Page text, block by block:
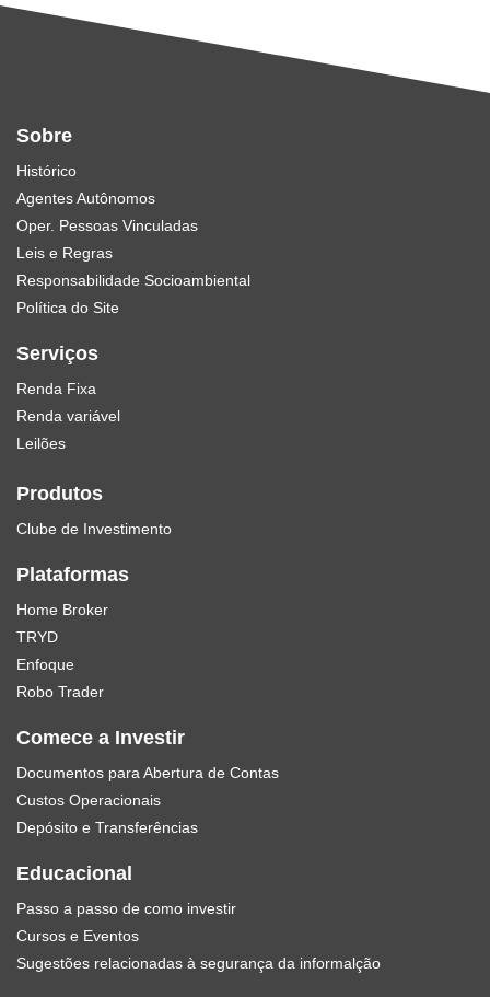
Sobre
Histórico
Agentes Autônomos
Oper. Pessoas Vinculadas
Leis e Regras
Responsabilidade Socioambiental
Política do Site
Serviços
Renda Fixa
Renda variável
Leilões
Produtos
Clube de Investimento
Plataformas
Home Broker
TRYD
Enfoque
Robo Trader
Comece a Investir
Documentos para Abertura de Contas
Custos Operacionais
Depósito e Transferências
Educacional
Passo a passo de como investir
Cursos e Eventos
Sugestões relacionadas à segurança da informalção